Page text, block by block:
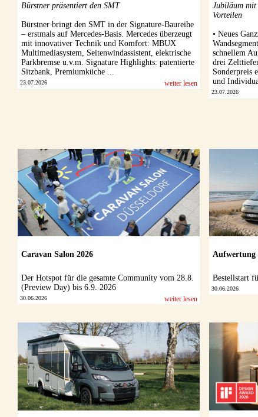
Bürstner präsentiert den SMT
Bürstner bringt den SMT in der Signature-Baureihe
– erstmals auf Mercedes-Basis. Mercedes überzeugt
mit innovativer Technik und Komfort: MBUX
Multimediasystem, Seitenwindassistent, elektrische
Parkbremse u.v.m. Signature Highlights: patentierte
Sitzbank, Premiumküche ...
23.07.2026 weiter lesen
Jubiläum mit
Vorteilen
• Neues
schnellem
drei
Sonderpreis
und
23.07.2026
Caravan Salon 2026
Der Hotspot für die gesamte Community vom 28.8.
(Preview Day) bis 6.9. 2026
30.06.2026 weiter lesen
Bestellstart
30.06.2026